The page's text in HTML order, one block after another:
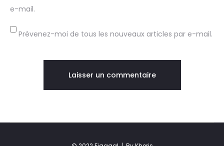
e-mail.
Prévenez-moi de tous les nouveaux articles par e-mail.